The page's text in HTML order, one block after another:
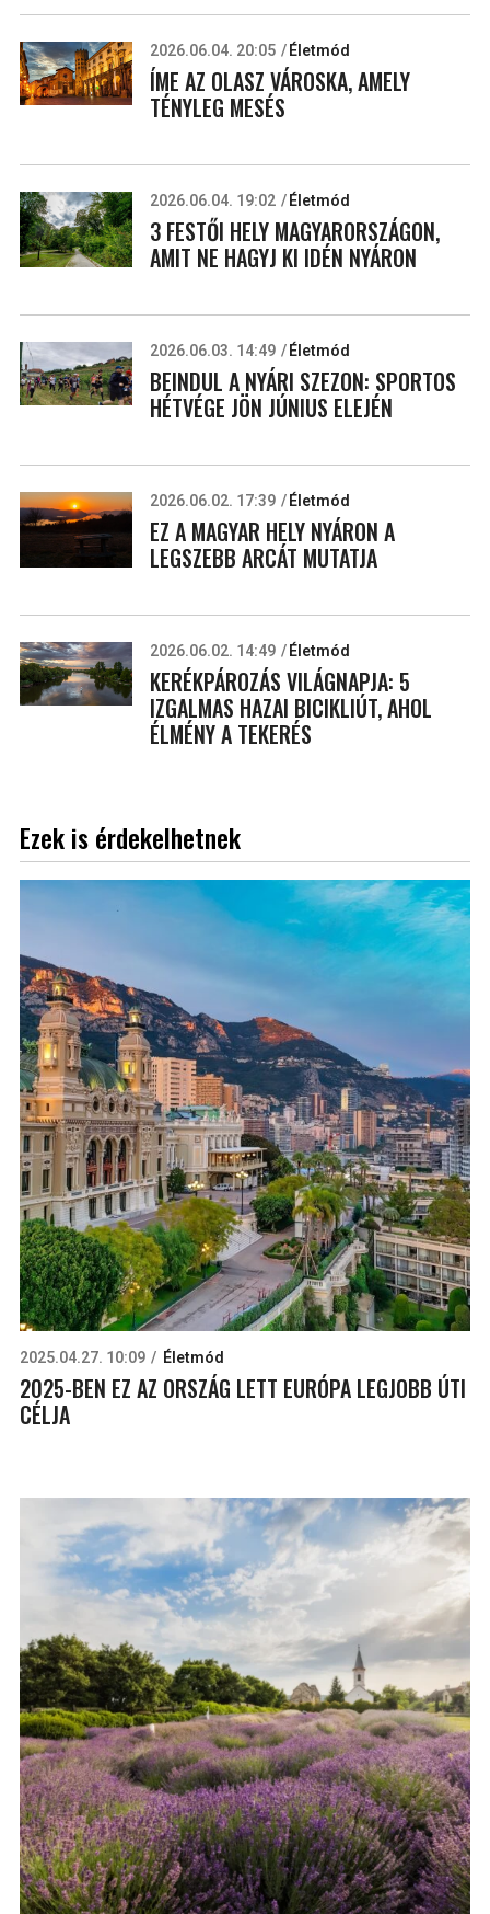
2026.06.04. 20:05 Életmód
ÍME AZ OLASZ VÁROSKA, AMELY
TÉNYLEG MESÉS
2026.06.04. 19:02 Életmód
3 FESTŐI HELY MAGYARORSZÁGON,
AMIT NE HAGYJ KI IDÉN NYÁRON
2026.06.03. 14:49 Életmód
BEINDUL A NYÁRI SZEZON: SPORTOS
HÉTVÉGE JÖN JÚNIUS ELEJÉN
2026.06.02. 17:39 Életmód
EZ A MAGYAR HELY NYÁRON A
LEGSZEBB ARCÁT MUTATJA
2026.06.02. 14:49 Életmód
KERÉKPÁROZÁS VILÁGNAPJA: 5
IZGALMAS HAZAI BICIKLIÚT, AHOL
ÉLMÉNY A TEKERÉS
Ezek is érdekelhetnek
2025.04.27. 10:09 Életmód
2025-BEN EZ AZ ORSZÁG LETT EURÓPA LEGJOBB ÚTI
CÉLJA